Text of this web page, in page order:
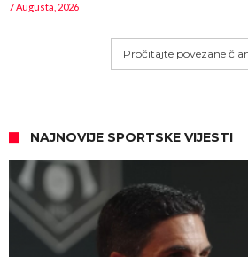
7 Augusta, 2026
Pročitajte povezane
NAJNOVIJE SPORTSKE VIJESTI